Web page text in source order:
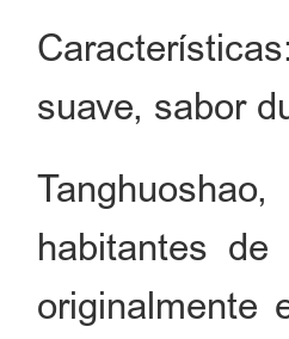
suave, sabor
habitantes
originalmente